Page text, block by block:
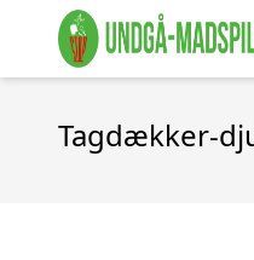
Tagdækker-